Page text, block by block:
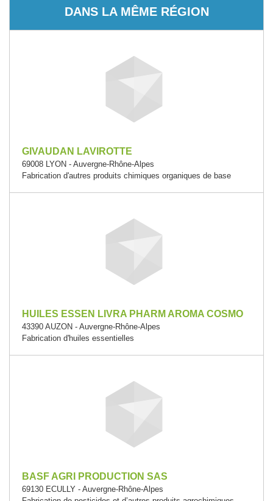
DANS LA MÊME RÉGION
GIVAUDAN LAVIROTTE
69008 LYON - Auvergne-Rhône-Alpes
Fabrication d'autres produits chimiques organiques de base
HUILES ESSEN LIVRA PHARM AROMA COSMO
43390 AUZON - Auvergne-Rhône-Alpes
Fabrication d'huiles essentielles
BASF AGRI PRODUCTION SAS
69130 ECULLY - Auvergne-Rhône-Alpes